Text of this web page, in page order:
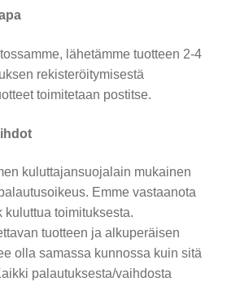
lähetämme tuotteen 2-4
rekisteröitymisestä
toimitetaan postitse.
kuluttajansuojalain mukainen
Emme vastaanota
kuluttua toimituksesta.
tuotteen ja alkuperäisen
olla samassa kunnossa kuin sitä
palautuksesta/vaihdosta